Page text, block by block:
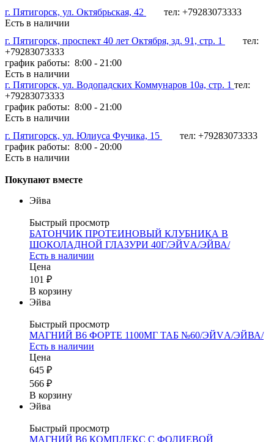
г. Пятигорск, ул. Октябрьская, 42
тел: +79283073333
Есть в наличии
г. Пятигорск, проспект 40 лет Октября, зд. 91, стр. 1
тел:
+79283073333
график работы: 8:00 - 21:00
Есть в наличии
г. Пятигорск, ул. Водопадских Коммунаров 10а, стр. 1 тел:
+79283073333
график работы: 8:00 - 21:00
Есть в наличии
г. Пятигорск, ул. Юлиуса Фучика, 15
тел: +79283073333
график работы: 8:00 - 20:00
Есть в наличии
Покупают вместе
Эйва
Быстрый просмотр
БАТОНЧИК ПРОТЕИНОВЫЙ КЛУБНИКА В
ШОКОЛАДНОЙ ГЛАЗУРИ 40Г/ЭЙVА/ЭЙВА/
Есть в наличии
Цена
101 ₽
В корзину
Эйва
Быстрый просмотр
МАГНИЙ В6 ФОРТЕ 1100МГ ТАБ №60/ЭЙVА/ЭЙВА/
Есть в наличии
Цена
645 ₽
566 ₽
В корзину
Эйва
Быстрый просмотр
МАГНИЙ В6 КОМПЛЕКС С ФОЛИЕВОЙ